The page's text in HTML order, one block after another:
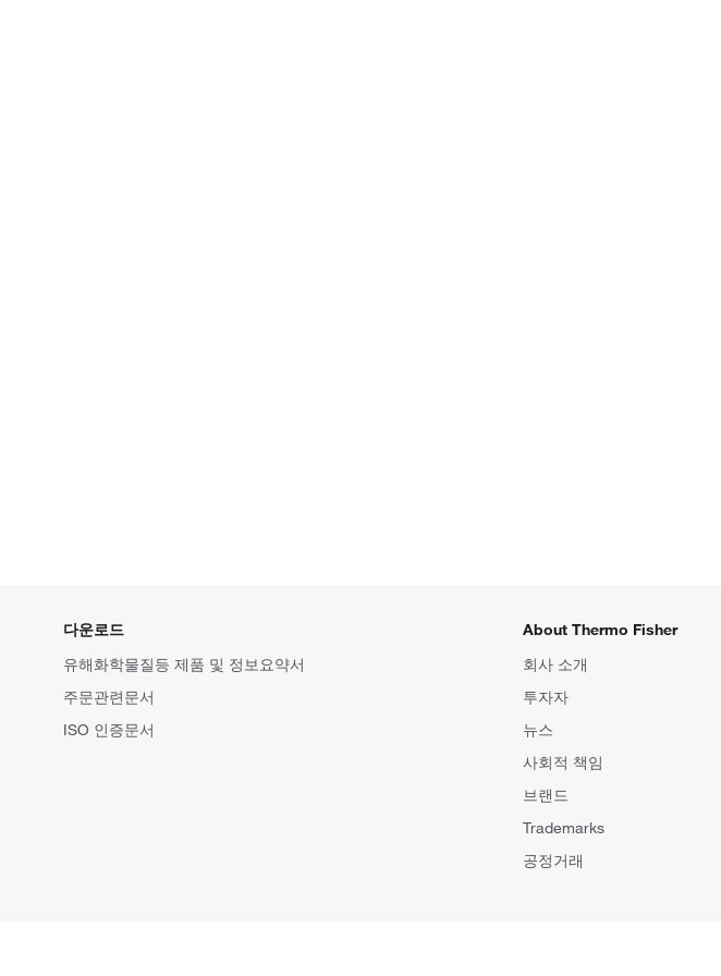
다운로드
유해화학물질등 제품 및 정보요약서
주문관련문서
ISO 인증문서
About Thermo Fisher
회사 소개
투자자
뉴스
사회적 책임
브랜드
Trademarks
공정거래